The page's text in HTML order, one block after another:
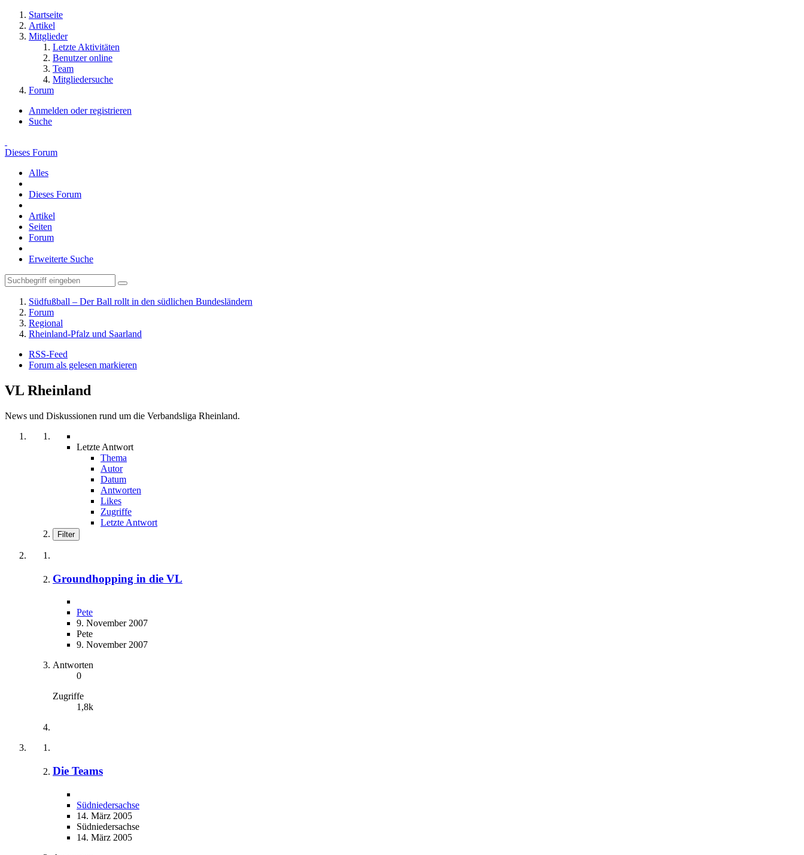
Startseite
Artikel
Mitglieder
Letzte Aktivitäten
Benutzer online
Team
Mitgliedersuche
Forum
Anmelden oder registrieren
Suche
Dieses Forum
Alles
Dieses Forum
Artikel
Seiten
Forum
Erweiterte Suche
Südfußball – Der Ball rollt in den südlichen Bundesländern
Forum
Regional
Rheinland-Pfalz und Saarland
RSS-Feed
Forum als gelesen markieren
VL Rheinland
News und Diskussionen rund um die Verbandsliga Rheinland.
Letzte Antwort
Thema
Autor
Datum
Antworten
Likes
Zugriffe
Letzte Antwort
Filter
Groundhopping in die VL
Pete
9. November 2007
Pete
9. November 2007
Antworten
0
Zugriffe
1,8k
Die Teams
Südniedersachse
14. März 2005
Südniedersachse
14. März 2005